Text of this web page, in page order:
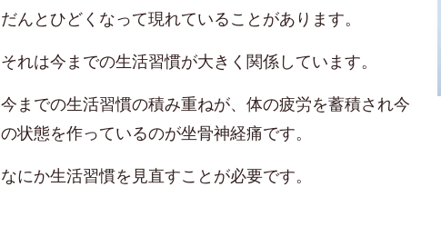
だんとひどくなって現れていることがあります。
それは今までの生活習慣が大きく関係しています。
今までの生活習慣の積み重ねが、体の疲労を蓄積され今
の状態を作っているのが坐骨神経痛です。
なにか生活習慣を見直すことが必要です。